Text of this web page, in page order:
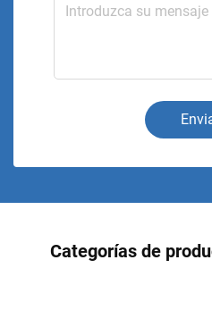
Categorías de